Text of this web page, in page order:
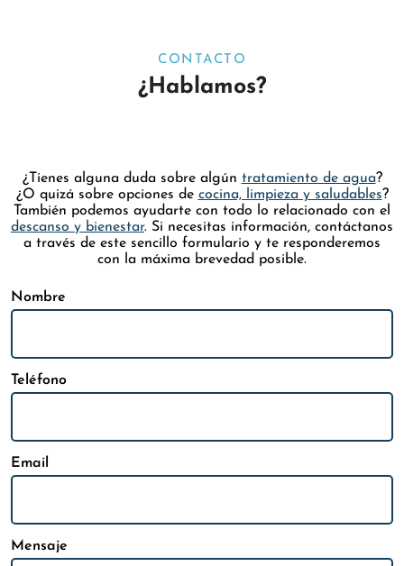
CONTACTO
¿Hablamos?
¿Tienes alguna duda sobre algún tratamiento de agua?
¿O quizá sobre opciones de cocina, limpieza y saludables?
También podemos ayudarte con todo lo relacionado con el
descanso y bienestar. Si necesitas información, contáctanos
a través de este sencillo formulario y te responderemos
con la máxima brevedad posible.
Nombre
Teléfono
Email
Mensaje